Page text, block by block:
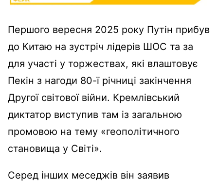
Першого вересня 2025 року Путін прибув
до Китаю на зустріч лідерів ШОС та за
для участі у торжествах, які влаштовує
Пекін з нагоди 80-ї річниці закінчення
Другої світової війни. Кремлівський
диктатор виступив там із загальною
промовою на тему «геополітичного
становища у Світі».
Серед інших меседжів він заявив